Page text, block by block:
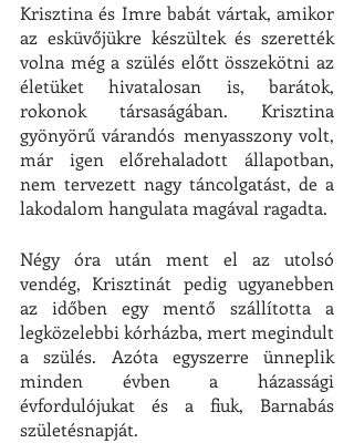
Krisztina és Imre babát vártak, amikor
az esküvőjükre készültek és szerették
volna még a szülés előtt összekötni az
életüket hivatalosan is, barátok,
rokonok társaságában. Krisztina
gyönyörű várandós menyasszony volt,
már igen előrehaladott állapotban,
nem tervezett nagy táncolgatást, de a
lakodalom hangulata magával ragadta.
Négy óra után ment el az utolsó
vendég, Krisztinát pedig ugyanebben
az időben egy mentő szállította a
legközelebbi kórházba, mert megindult
a szülés. Azóta egyszerre ünneplik
minden évben a házassági
évfordulójukat és a fiuk, Barnabás
születésnapját.